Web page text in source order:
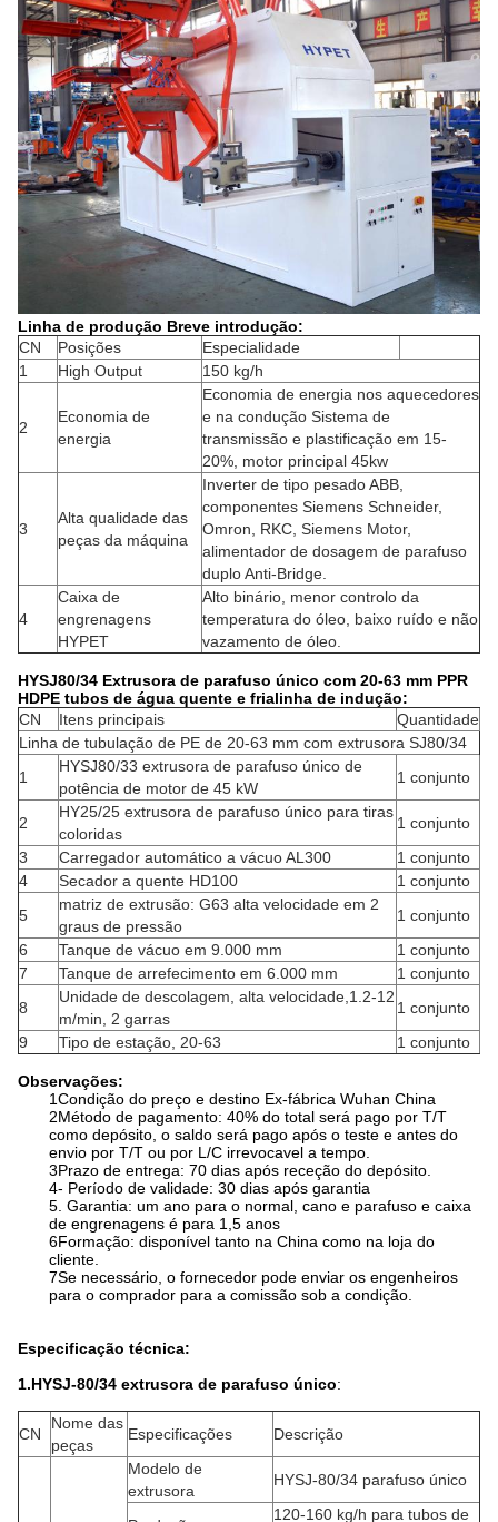
Linha de produção Breve introdução:
CN
Posições
Especialidade
1
High Output 150 kg/h
2
Economia de
energia
Economia de energia nos aquecedores
e na condução Sistema de
transmissão e plastificação em 15-
20%, motor principal 45kw
3
Alta qualidade das
peças da máquina
Inverter de tipo pesado ABB,
componentes Siemens Schneider,
Omron, RKC, Siemens Motor,
alimentador de dosagem de parafuso
duplo Anti-Bridge.
4
Caixa de
engrenagens
HYPET
Alto binário, menor controlo da
temperatura do óleo, baixo ruído e não
vazamento de óleo.
HYSJ80/34 Extrusora de parafuso único com 20-63 mm PPR
HDPE tubos de água quente e frialinha de indução:
CN
Itens principais
Quantidade
Linha de tubulação de PE de 20-63 mm com extrusora SJ80/34
1
HYSJ80/33 extrusora de parafuso único de
potência de motor de 45 kW
1 conjunto
2
HY25/25 extrusora de parafuso único para tiras
coloridas
1 conjunto
3
Carregador automático a vácuo AL300
1 conjunto
4
Secador a quente HD100
1 conjunto
5
matriz de extrusão: G63 alta velocidade em 2
graus de pressão
1 conjunto
6
Tanque de vácuo em 9.000 mm
1 conjunto
7
Tanque de arrefecimento em 6.000 mm
1 conjunto
8
Unidade de descolagem, alta velocidade,1.2-12
m/min, 2 garras
1 conjunto
9
Tipo de estação, 20-63 1 conjunto
Observações:
1Condição do preço e destino Ex-fábrica Wuhan China
2Método de pagamento: 40% do total será pago por T/T
como depósito, o saldo será pago após o teste e antes do
envio por T/T ou por L/C irrevocavel a tempo.
3Prazo de entrega: 70 dias após receção do depósito.
4- Período de validade: 30 dias após garantia
5. Garantia: um ano para o normal, cano e parafuso e caixa
de engrenagens é para 1,5 anos
6Formação: disponível tanto na China como na loja do
cliente.
7Se necessário, o fornecedor pode enviar os engenheiros
para o comprador para a comissão sob a condição.
Especificação técnica:
1.HYSJ-80/34 extrusora de parafuso único:
CN
Nome das
peças
Especificações Descrição
Modelo de
extrusora
HYSJ-80/34 parafuso único
120-160 kg/h para tubos de